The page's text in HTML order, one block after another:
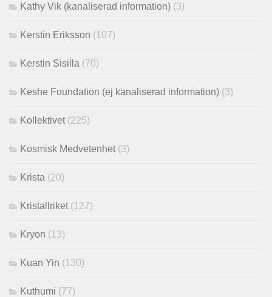
Kathy Vik (kanaliserad information) (3)
Kerstin Eriksson (107)
Kerstin Sisilla (70)
Keshe Foundation (ej kanaliserad information) (3)
Kollektivet (225)
Kosmisk Medvetenhet (3)
Krista (20)
Kristallriket (127)
Kryon (13)
Kuan Yin (130)
Kuthumi (77)